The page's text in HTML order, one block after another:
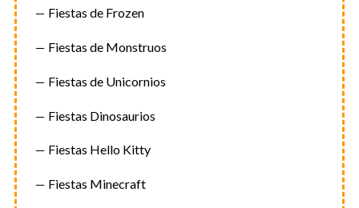
Fiestas de Frozen
Fiestas de Monstruos
Fiestas de Unicornios
Fiestas Dinosaurios
Fiestas Hello Kitty
Fiestas Minecraft